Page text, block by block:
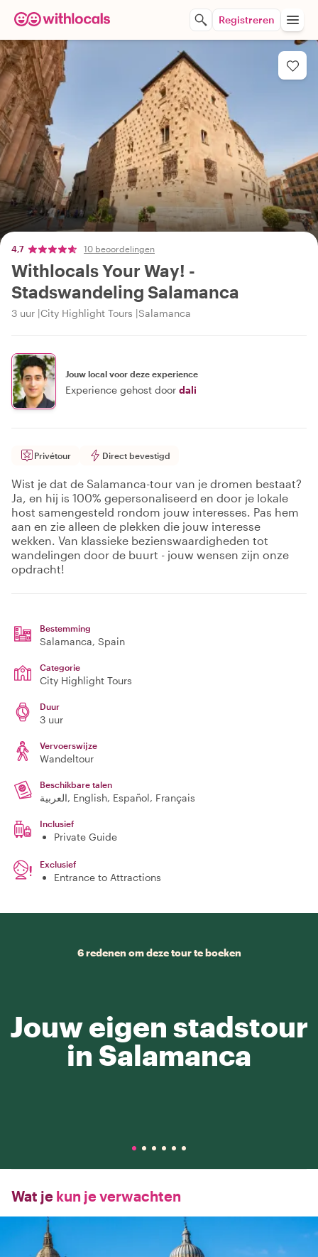
Registreren
4,7 10 beoordelingen
Withlocals Your Way! -
Stadswandeling Salamanca
3 uur City Highlight Tours Salamanca
Jouw local voor deze experience
Experience gehost door dali
Privétour Direct bevestigd
Wist je dat de Salamanca-tour van je dromen bestaat?
Ja, en hij is 100% gepersonaliseerd en door je lokale
host samengesteld rondom jouw interesses. Pas hem
aan en zie alleen de plekken die jouw interesse
wekken. Van klassieke bezienswaardigheden tot
wandelingen door de buurt - jouw wensen zijn onze
opdracht!
Bestemming
Salamanca, Spain
Categorie
City Highlight Tours
Duur
3 uur
Vervoerswijze
Wandeltour
Beschikbare talen
العربية, English, Español, Français
Inclusief
Private Guide
Exclusief
Entrance to Attractions
6 redenen om deze tour te boeken
Jouw eigen stadstour
in Salamanca
Wat je kun je verwachten